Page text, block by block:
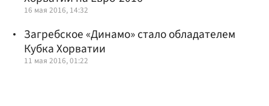
16 мая 2016, 14:32
Загребское «Динамо» стало обладателем
Кубка Хорватии
11 мая 2016, 01:22